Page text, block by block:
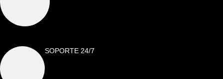
SOPORTE 24/7